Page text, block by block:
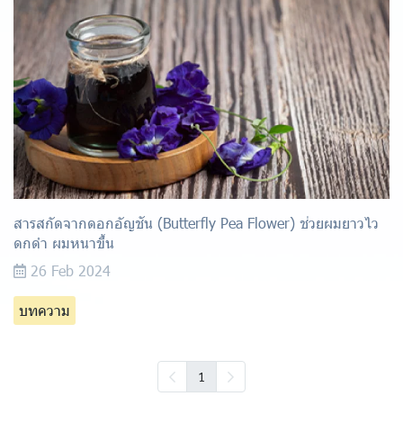
สารสกัดจากดอกอัญชัน (Butterfly Pea Flower) ช่วยผมยาวไว
ดกดำ ผมหนาขึ้น
26 Feb 2024
บทความ
1